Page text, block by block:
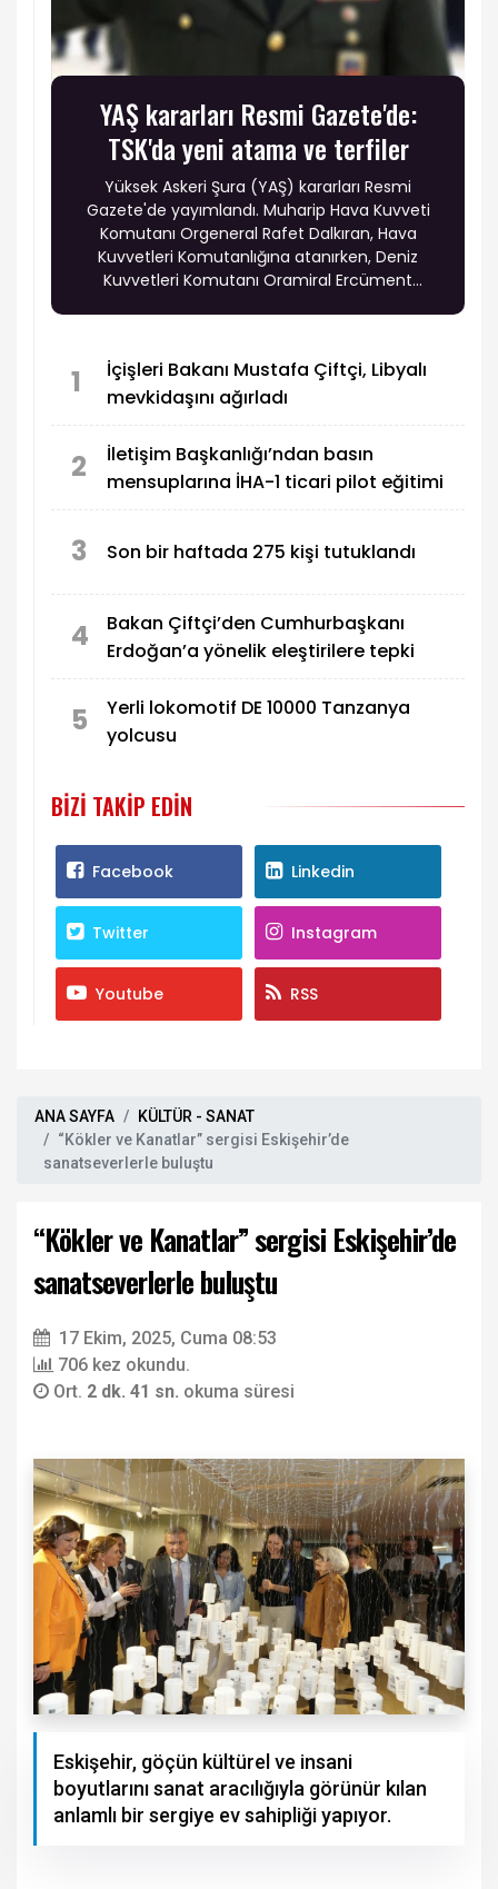
YAŞ kararları Resmi Gazete'de:
TSK'da yeni atama ve terfiler
Yüksek Askeri Şura (YAŞ) kararları Resmi
Gazete'de yayımlandı. Muharip Hava Kuvveti
Komutanı Orgeneral Rafet Dalkıran, Hava
Kuvvetleri Komutanlığına atanırken, Deniz
Kuvvetleri Komutanı Oramiral Ercüment
1
İçişleri Bakanı Mustafa Çiftçi, Libyalı
mevkidaşını ağırladı
2
İletişim Başkanlığı’ndan basın
mensuplarına İHA-1 ticari pilot eğitimi
3 Son bir haftada 275 kişi tutuklandı
4
Bakan Çiftçi’den Cumhurbaşkanı
Erdoğan’a yönelik eleştirilere tepki
5
Yerli lokomotif DE 10000 Tanzanya
yolcusu
BIZI TAKIP EDIN
Facebook Linkedin
Twitter Instagram
Youtube RSS
ANA SAYFA
KÜLTÜR - SANAT
“Kökler ve Kanatlar” sergisi Eskişehir’de
sanatseverlerle buluştu
“Kökler ve Kanatlar” sergisi Eskişehir’de
sanatseverlerle buluştu
17 Ekim, 2025, Cuma 08:53
706 kez okundu.
Ort. 2 dk. 41 sn. okuma süresi
Eskişehir, göçün kültürel ve insani
boyutlarını sanat aracılığıyla görünür kılan
anlamlı bir sergiye ev sahipliği yapıyor.